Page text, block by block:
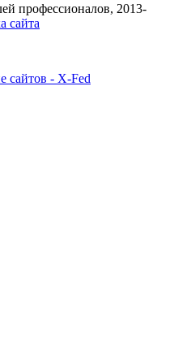
профессионалов, 2013-
сайта